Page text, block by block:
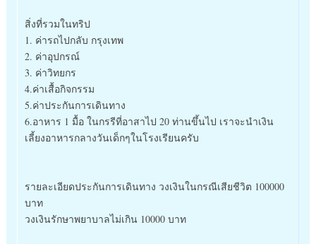
สิ่งที่รวมในทริป
1. ค่ารถไปกลับ กรุงเทพ
2. ค่าอุปกรณ์
3. ค่าวิทยกร
4.ค่าเสื้อกิจกรรม
5.ค่าประกันการเดินทาง
6.อาหาร 1 มื้อ ในกรรีที่อาสาไป 20 ท่านขึ้นไป เราจะนำเงิน
เลี้ยงอาหารกลางวันเด็กๆในโรงเรียนครับ
รายละเอียดประกันการเดินทาง วงเงินในกรณีเสียชีวิต 100000
บาท
วงเงินรักษาพยาบาลไม่เกิน 10000 บาท